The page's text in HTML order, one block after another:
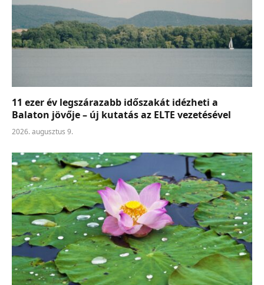
11 ezer év legszárazabb időszakát idézheti a
Balaton jövője – új kutatás az ELTE vezetésével
2026. augusztus 9.